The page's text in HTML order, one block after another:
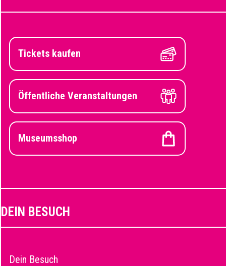
Tickets kaufen
Öffentliche Veranstaltungen
Museumsshop
DEIN BESUCH
Dein Besuch